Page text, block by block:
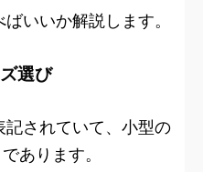
いいか解説します。
選び
されていて、小型の
あります。